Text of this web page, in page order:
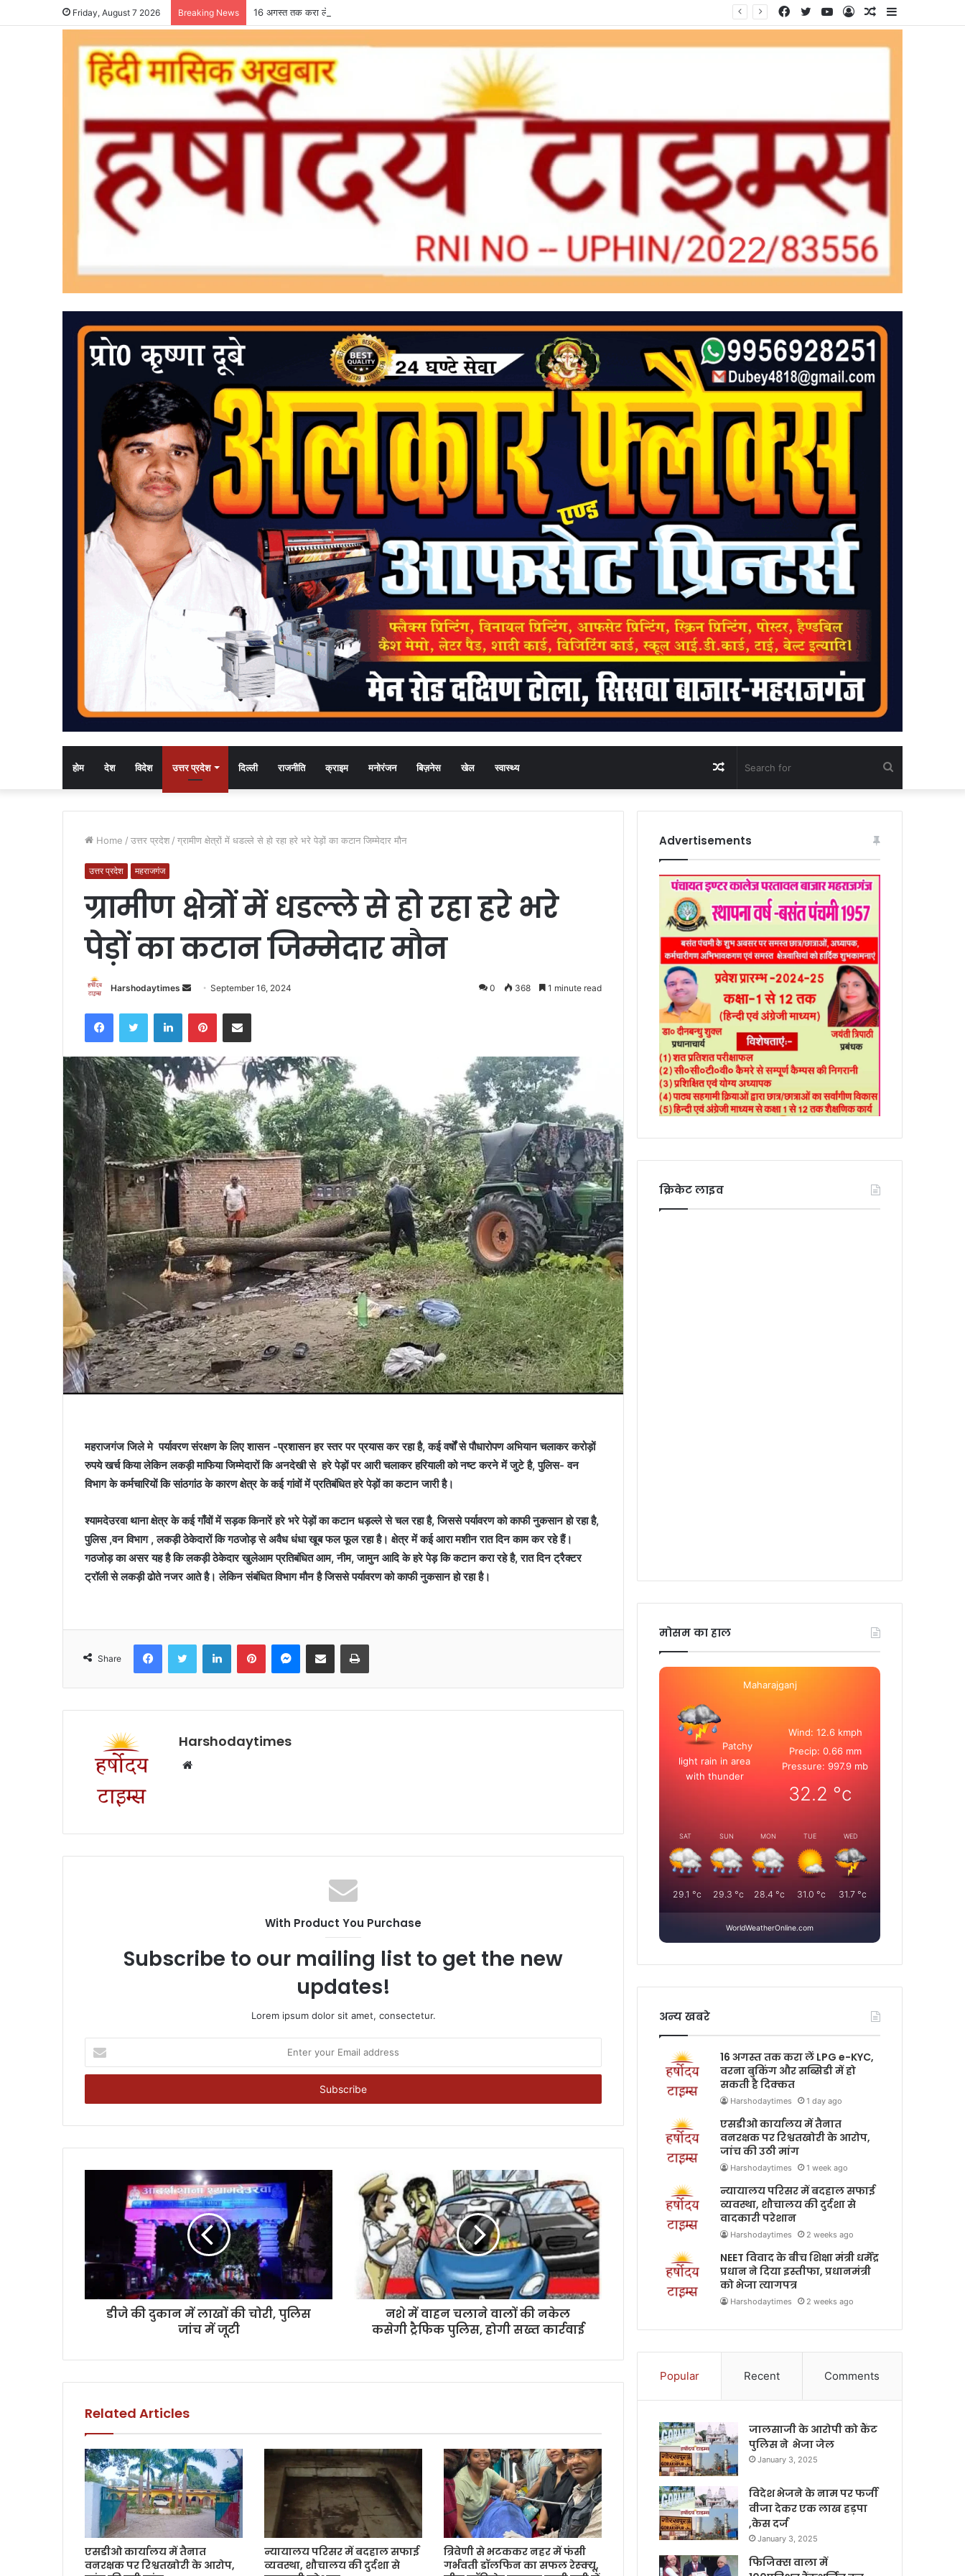
Friday, August 7 2026 Breaking News 16 अगस्त तक करा लें LPG e-KYC, वरना बुकिंग और सब्सिडी में हो सकती है दिक्कत Sidebar
Random
Log
YouTube
Twitter
Facebook
होम देश विदेश उत्तर प्रदेश दिल्ली राजनीति क्राइम मनोरंजन बिज़नेस खेल स्वास्थ्य
for
Random
Article
Home / उत्तर प्रदेश / ग्रामीण क्षेत्रों में धडल्ले से हो रहा हरे भरे पेड़ों का कटान जिम्मेदार मौन
उत्तर प्रदेश महराजगंज
ग्रामीण क्षेत्रों में धडल्ले से हो रहा हरे भरे
पेड़ों का कटान जिम्मेदार मौन
Harshodaytimes
Send
email
September 16, 2024 0 368 1 minute read
FacebookTwitter LinkedInPinterestShare via Email
महराजगंज जिले मे पर्यावरण संरक्षण के लिए शासन -प्रशासन हर स्तर पर प्रयास कर रहा है, कई वर्षों से पौधारोपण अभियान चलाकर करोड़ों
रुपये खर्च किया लेकिन लकड़ी माफिया जिम्मेदारों कि अनदेखी से हरे पेड़ों पर आरी चलाकर हरियाली को नष्ट करने में जुटे है, पुलिस- वन
विभाग के कर्मचारियों कि सांठगांठ के कारण क्षेत्र के कई गांवों में प्रतिबंधित हरे पेड़ों का कटान जारी है।
श्यामदेउरवा थाना क्षेत्र के कई गाँवों में सड़क किनारें हरे भरे पेड़ों का कटान धड़ल्ले से चल रहा है, जिससे पर्यावरण को काफी नुकसान हो रहा है,
पुलिस ,वन विभाग , लकड़ी ठेकेदारों कि गठजोड़ से अवैध धंधा खूब फल फूल रहा है। क्षेत्र में कई आरा मशीन रात दिन काम कर रहे हैं।
गठजोड़ का असर यह है कि लकड़ी ठेकेदार खुलेआम प्रतिबंधित आम, नीम, जामुन आदि के हरे पेड़ कि कटान करा रहे है, रात दिन ट्रैक्टर
ट्रॉली से लकड़ी ढोते नजर आते है। लेकिन संबंधित विभाग मौन है जिससे पर्यावरण को काफी नुकसान हो रहा है।
Share
FacebookTwitter LinkedInPinterestMessenger
Share via Email Print
Harshodaytimes
Website
With Product You Purchase
Subscribe to our mailing list to get the new
updates!
Lorem ipsum dolor sit amet, consectetur.
your
Email
डीजे की दुकान में लाखों की चोरी, पुलिस
जांच में जूटी
नशे में वाहन चलाने वालों की नकेल
कसेगी ट्रैफिक पुलिस, होगी सख्त कार्रवाई
Related Articles
एसडीओ कार्यालय में तैनात
वनरक्षक पर रिश्वतखोरी के आरोप,
न्यायालय परिसर में बदहाल सफाई
व्यवस्था, शौचालय की दुर्दशा से
त्रिवेणी से भटककर नहर में फंसी
गर्भवती डॉलफिन का सफल रेस्क्यू,
Advertisements
क्रिकेट लाइव
मोसम का हाल
Maharajganj
Patchy
light rain in area
with thunder
Wind: 12.6 kmph
Precip: 0.66 mm
Pressure: 997.9 mb
32.2 °c
SAT
29.1 °c
SUN
29.3 °c
MON
28.4 °c
TUE
31.0 °c
WED
31.7°c
WorldWeatherOnline.com
अन्य खबरे
16 अगस्त तक करा लें LPG e-KYC,
वरना बुकिंग और सब्सिडी में हो
सकती है दिक्कत
Harshodaytimes 1 day ago
एसडीओ कार्यालय में तैनात
वनरक्षक पर रिश्वतखोरी के आरोप,
जांच की उठी मांग
Harshodaytimes 1 week ago
न्यायालय परिसर में बदहाल सफाई
व्यवस्था, शौचालय की दुर्दशा से
वादकारी परेशान
Harshodaytimes 2 weeks ago
NEET विवाद के बीच शिक्षा मंत्री धर्मेंद्र
प्रधान ने दिया इस्तीफा, प्रधानमंत्री
को भेजा त्यागपत्र
Harshodaytimes 2 weeks ago
Popular Recent Comments
जालसाजी के आरोपी को कैंट
पुलिस ने भेजा जेल
January 3, 2025
विदेश भेजने के नाम पर फर्जी
वीजा देकर एक लाख हड़पा
,केस दर्ज
January 3, 2025
फिजिक्स वाला में